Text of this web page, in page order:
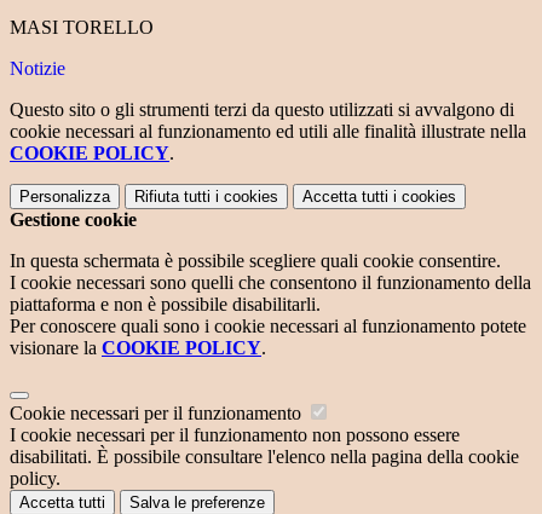
MASI TORELLO
Notizie
Questo sito o gli strumenti terzi da questo utilizzati si avvalgono di
cookie necessari al funzionamento ed utili alle finalità illustrate nella
COOKIE POLICY.
Personalizza Rifiuta tutti i cookies Accetta tutti i cookies
Gestione cookie
In questa schermata è possibile scegliere quali cookie consentire.
I cookie necessari sono quelli che consentono il funzionamento della
piattaforma e non è possibile disabilitarli.
Per conoscere quali sono i cookie necessari al funzionamento potete
visionare la COOKIE POLICY.
Cookie necessari per il funzionamento
I cookie necessari per il funzionamento non possono essere
disabilitati. È possibile consultare l'elenco nella pagina della cookie
policy.
Accetta tutti Salva le preferenze